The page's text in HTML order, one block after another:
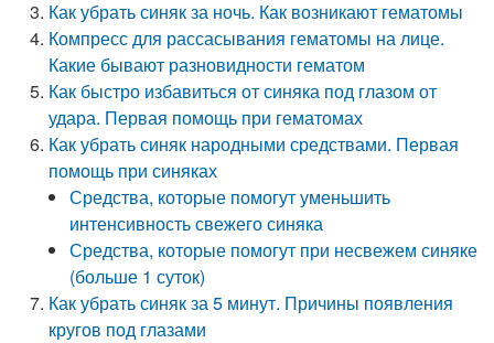
Как убрать синяк за ночь. Как возникают гематомы
Компресс для рассасывания гематомы на лице.
Какие бывают разновидности гематом
Как быстро избавиться от синяка под глазом от
удара. Первая помощь при гематомах
Как убрать синяк народными средствами. Первая
помощь при синяках
Средства, которые помогут уменьшить
интенсивность свежего синяка
Средства, которые помогут при несвежем синяке
(больше 1 суток)
Как убрать синяк за 5 минут. Причины появления
кругов под глазами